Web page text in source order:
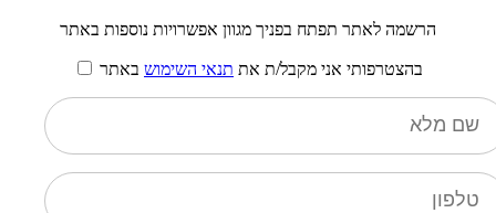
הרשמה לאתר תפתח בפניך מגוון אפשרויות נוספות באתר
בהצטרפותי אני מקבל/ת את תנאי השימוש באתר